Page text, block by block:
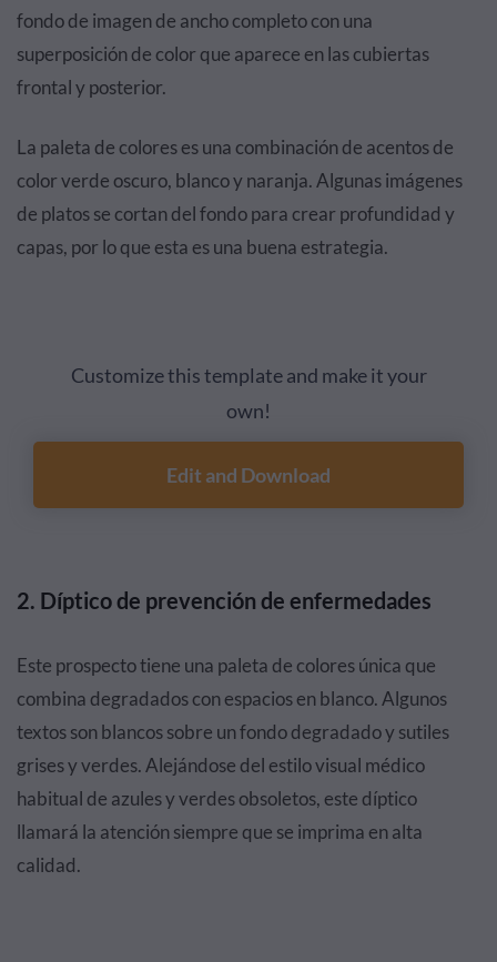
fondo de imagen de ancho completo con una
superposición de color que aparece en las cubiertas
frontal y posterior.
La paleta de colores es una combinación de acentos de
color verde oscuro, blanco y naranja. Algunas imágenes
de platos se cortan del fondo para crear profundidad y
capas, por lo que esta es una buena estrategia.
Customize this template and make it your
own!
Edit and Download
2. Díptico de prevención de enfermedades
Este prospecto tiene una paleta de colores única que
combina degradados con espacios en blanco. Algunos
textos son blancos sobre un fondo degradado y sutiles
grises y verdes. Alejándose del estilo visual médico
habitual de azules y verdes obsoletos, este díptico
llamará la atención siempre que se imprima en alta
calidad.